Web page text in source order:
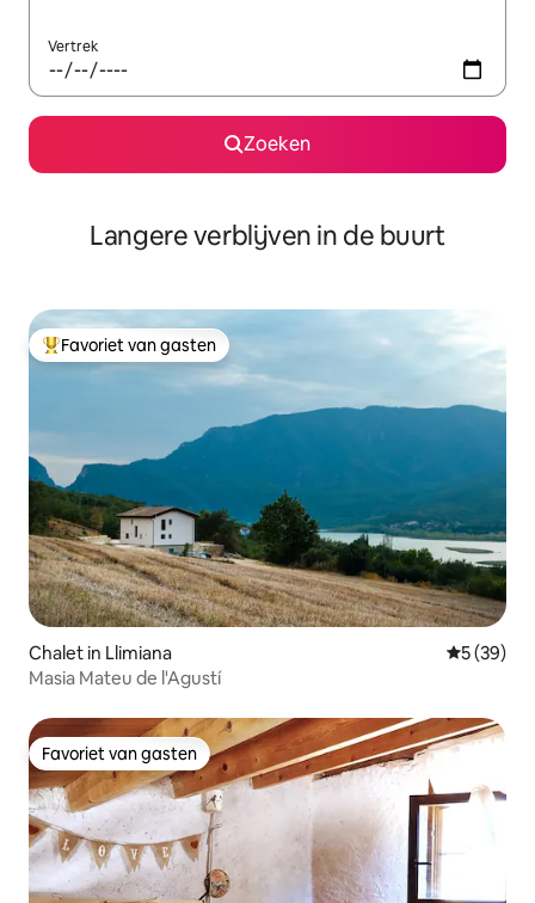
Vertrek
Zoeken
Langere verblijven in de buurt
Topfavoriet van gasten
Favoriet van gasten
Chalet in Llimiana
5 (39)
Masia Mateu de l'Agustí
Favoriet van gasten
Favoriet van gasten